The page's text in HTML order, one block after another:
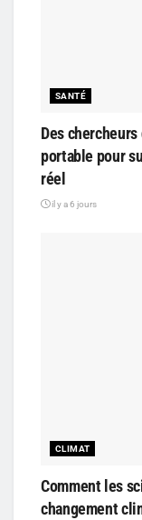
SANTÉ
Des
portable pour
réel
il y a 6 jours
CLIMAT
Comment les
changement